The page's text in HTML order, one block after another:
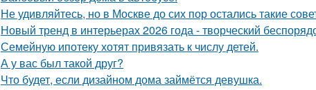
Не удивляйтесь, но в Москве до сих пор остались такие
Новый тренд в интерьерах 2026 года - творческий
Семейную ипотеку хотят привязать к числу детей.
А у вас был такой друг?
Что будет, если дизайном дома займётся девушка.